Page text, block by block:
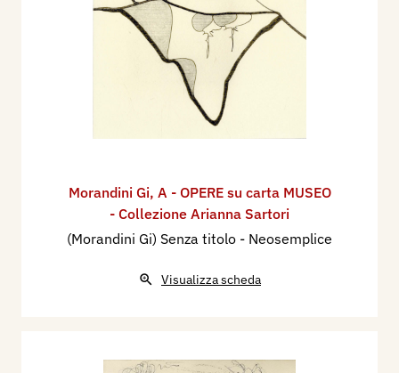
Morandini Gi, A - OPERE su carta MUSEO
- Collezione Arianna Sartori
(Morandini Gi) Senza titolo - Neosemplice
Visualizza scheda